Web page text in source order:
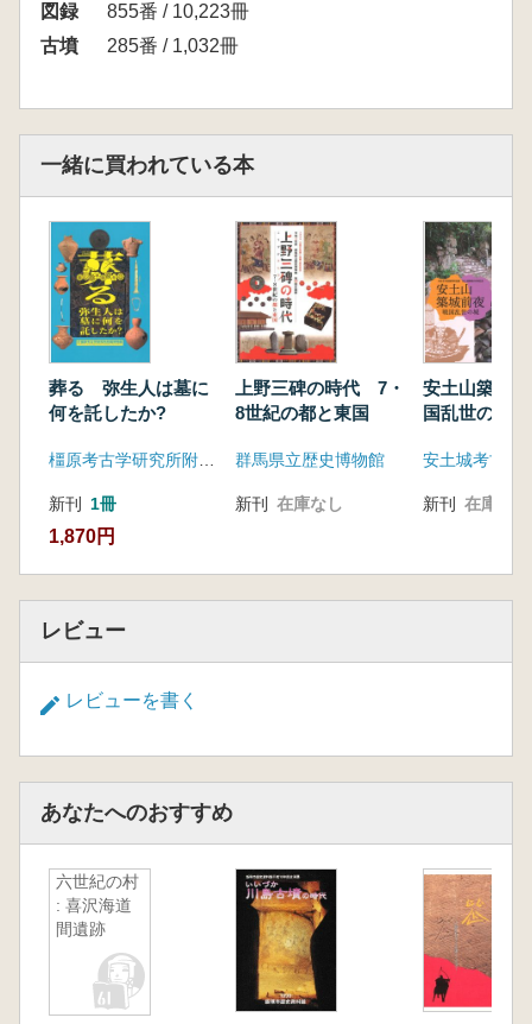
図録
855番 / 10,223冊
古墳
285番 / 1,032冊
一緒に買われている本
葬る 弥生人は墓に
何を託したか?
橿原考古学研究所附属博物館
新刊 1冊
1,870円
上野三碑の時代 7・
8世紀の都と東国
群馬県立歴史博物館
新刊 在庫なし
安土山築城
国乱世の城
安土城考古博
新刊 在庫なし
レビュー
レビューを書く
あなたへのおすすめ
六世紀の村
: 喜沢海道
間遺跡